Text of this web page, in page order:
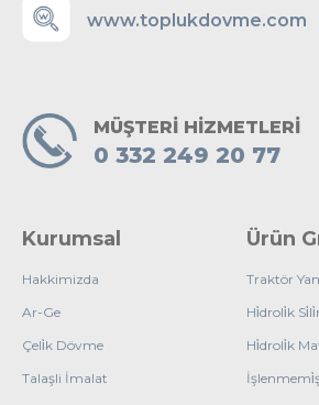
www.toplukdovme.com
MÜŞTERİ HİZMETLERİ
0 332 249 20 77
Kurumsal
Hakkimizda
Ar-Ge
Çeli̇k Dövme
Talaşli İmalat
Ürün
Traktör
Hi̇droli̇k
Hi̇droli̇k